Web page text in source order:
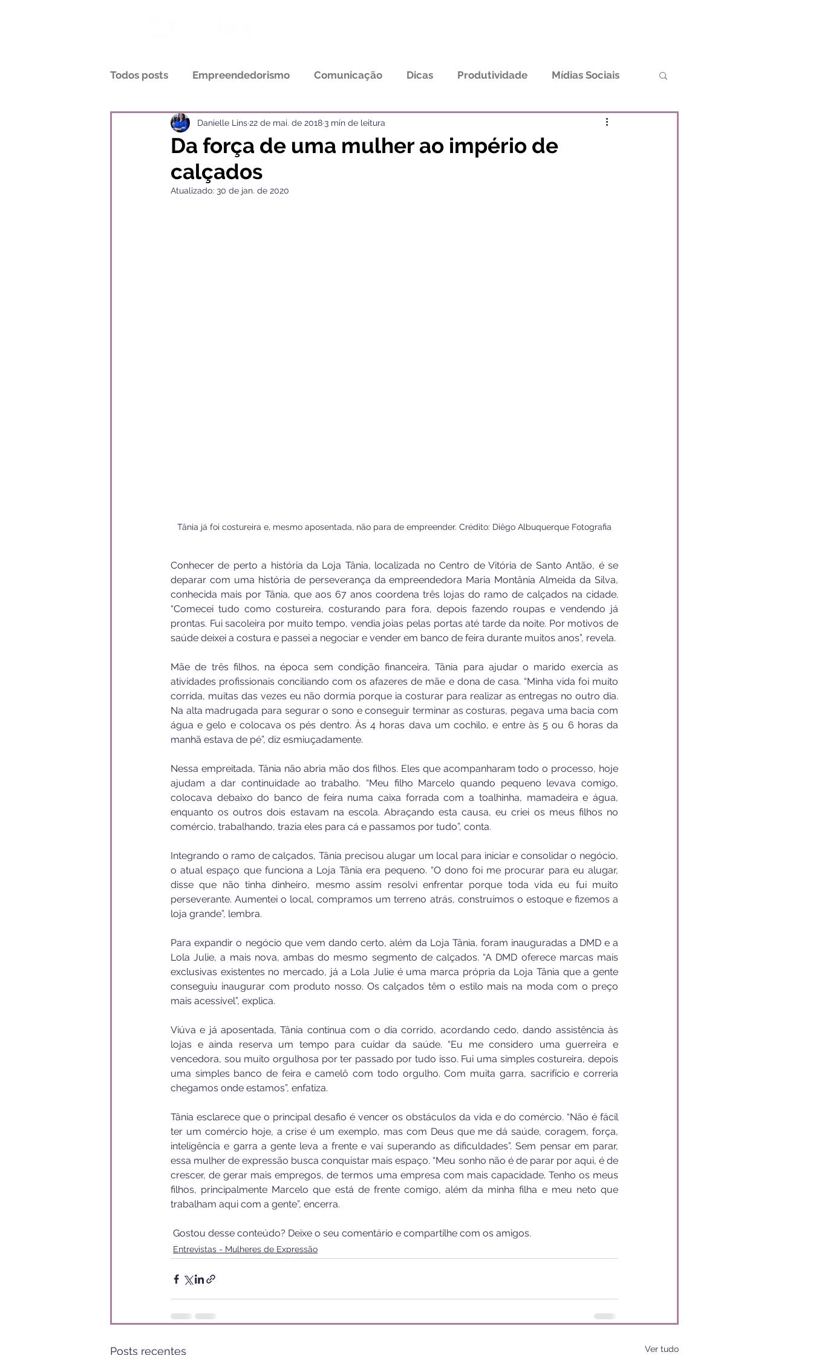
Todos posts Empreendedorismo Comunicação Dicas Produtividade Mídias Sociais
Conversa&Conteúdo Entrevistas - Mulheres de Expressão
Carreira e desenvolvimento
Da força de uma mulher ao império de
calçados
Danielle Lins22 de mai. de 20183 min de leitura
Atualizado: 30 de jan. de 2020
Tânia já foi costureira e, mesmo aposentada, não para de empreender. Crédito: Diêgo Albuquerque Fotografia
Conhecer de perto a história da Loja Tânia, localizada no Centro de Vitória de Santo Antão, é se
deparar com uma história de perseverança da empreendedora Maria Montânia Almeida da Silva,
conhecida mais por Tânia, que aos 67 anos coordena três lojas do ramo de calçados na cidade.
“Comecei tudo como costureira, costurando para fora, depois fazendo roupas e vendendo já
prontas. Fui sacoleira por muito tempo, vendia joias pelas portas até tarde da noite. Por motivos de
saúde deixei a costura e passei a negociar e vender em banco de feira durante muitos anos”, revela.
Mãe de três filhos, na época sem condição financeira, Tânia para ajudar o marido exercia as
atividades profissionais conciliando com os afazeres de mãe e dona de casa. “Minha vida foi muito
corrida, muitas das vezes eu não dormia porque ia costurar para realizar as entregas no outro dia.
Na alta madrugada para segurar o sono e conseguir terminar as costuras, pegava uma bacia com
água e gelo e colocava os pés dentro. Às 4 horas dava um cochilo, e entre às 5 ou 6 horas da
manhã estava de pé”, diz esmiuçadamente.
Nessa empreitada, Tânia não abria mão dos filhos. Eles que acompanharam todo o processo, hoje
ajudam a dar continuidade ao trabalho. “Meu filho Marcelo quando pequeno levava comigo,
colocava debaixo do banco de feira numa caixa forrada com a toalhinha, mamadeira e água,
enquanto os outros dois estavam na escola. Abraçando esta causa, eu criei os meus filhos no
comércio, trabalhando, trazia eles para cá e passamos por tudo”, conta.
Integrando o ramo de calçados, Tânia precisou alugar um local para iniciar e consolidar o negócio,
o atual espaço que funciona a Loja Tânia era pequeno. “O dono foi me procurar para eu alugar,
disse que não tinha dinheiro, mesmo assim resolvi enfrentar porque toda vida eu fui muito
perseverante. Aumentei o local, compramos um terreno atrás, construímos o estoque e fizemos a
loja grande”, lembra.
Para expandir o negócio que vem dando certo, além da Loja Tânia, foram inauguradas a DMD e a
Lola Julie, a mais nova, ambas do mesmo segmento de calçados. “A DMD oferece marcas mais
exclusivas existentes no mercado, já a Lola Julie é uma marca própria da Loja Tânia que a gente
conseguiu inaugurar com produto nosso. Os calçados têm o estilo mais na moda com o preço
mais acessível”, explica.
Viúva e já aposentada, Tânia continua com o dia corrido, acordando cedo, dando assistência às
lojas e ainda reserva um tempo para cuidar da saúde. “Eu me considero uma guerreira e
vencedora, sou muito orgulhosa por ter passado por tudo isso. Fui uma simples costureira, depois
uma simples banco de feira e camelô com todo orgulho. Com muita garra, sacrifício e correria
chegamos onde estamos”, enfatiza.
Tânia esclarece que o principal desafio é vencer os obstáculos da vida e do comércio. “Não é fácil
ter um comércio hoje, a crise é um exemplo, mas com Deus que me dá saúde, coragem, força,
inteligência e garra a gente leva a frente e vai superando as dificuldades”. Sem pensar em parar,
essa mulher de expressão busca conquistar mais espaço. “Meu sonho não é de parar por aqui, é de
crescer, de gerar mais empregos, de termos uma empresa com mais capacidade. Tenho os meus
filhos, principalmente Marcelo que está de frente comigo, além da minha filha e meu neto que
trabalham aqui com a gente”, encerra.
Gostou desse conteúdo? Deixe o seu comentário e compartilhe com os amigos.
Entrevistas - Mulheres de Expressão
Posts recentes Ver tudo